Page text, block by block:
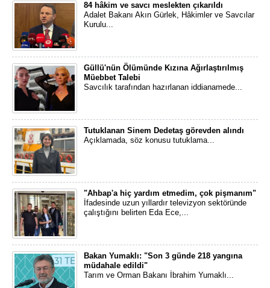
84 hâkim ve savcı meslekten çıkarıldı
Adalet Bakanı Akın Gürlek, Hâkimler ve Savcılar
Kurulu...
Güllü'nün Ölümünde Kızına Ağırlaştırılmış
Müebbet Talebi
Savcılık tarafından hazırlanan iddianamede...
Tutuklanan Sinem Dedetaş görevden alındı
Açıklamada, söz konusu tutuklama...
"Ahbap'a hiç yardım etmedim, çok pişmanım"
İfadesinde uzun yıllardır televizyon sektöründe
çalıştığını belirten Eda Ece,...
Bakan Yumaklı: "Son 3 günde 218 yangına
müdahale edildi"
Tarım ve Orman Bakanı İbrahim Yumaklı...